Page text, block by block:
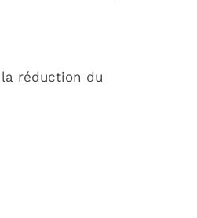
réduction du